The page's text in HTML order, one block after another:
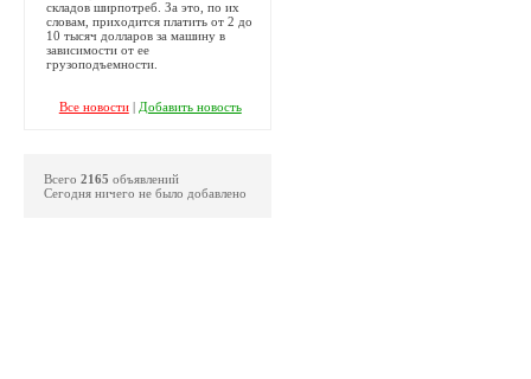
складов ширпотреб. За это, по их
словам, приходится платить от 2 до
10 тысяч долларов за машину в
зависимости от ее
грузоподъемности.
Все новости| Добавить новость
Всего 2165 объявлений
Сегодня ничего не было добавлено